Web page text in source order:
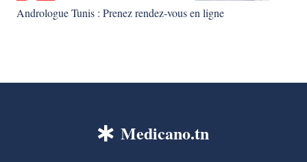
Andrologue Tunis : Prenez rendez-vous en ligne
Medicano.tn